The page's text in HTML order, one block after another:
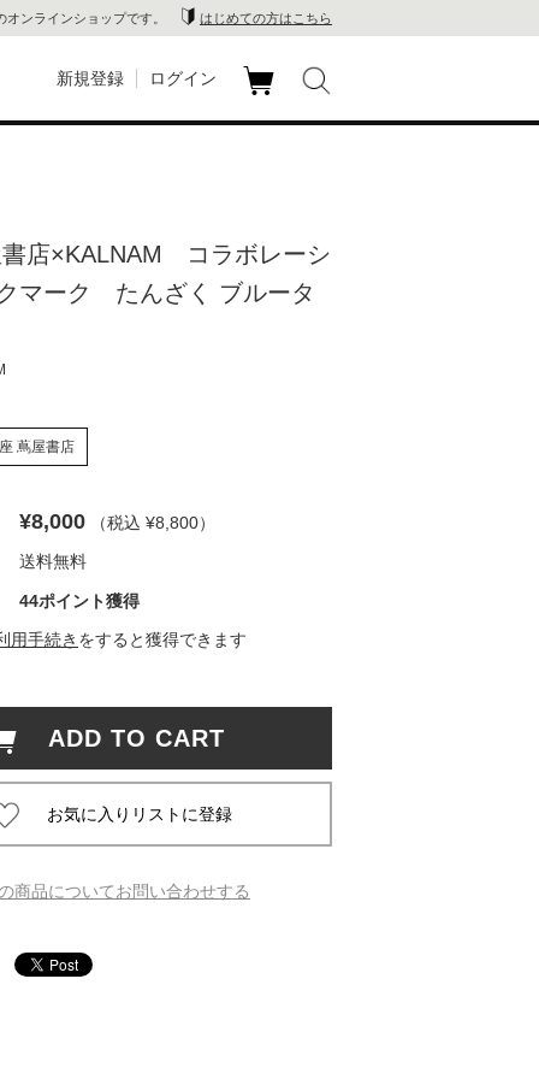
ンラインショップです。 はじめての方はこちら
蔦
屋
屋
崎
屋
新規登録 ログイン
店×KALNAM コラボレーシ
マーク たんざく ブルータ
蔦屋書店
¥8,000 （税込 ¥8,800）
送料無料
44ポイント獲得
用手続き をすると獲得できます
ADD TO CART
商品についてお問い合わせする